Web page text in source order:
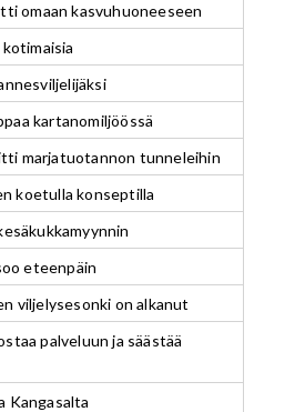
omaan kasvuhuoneeseen
kartanomiljöössä
marjatuotannon tunneleihin
koetulla konseptilla
eteenpäin
viljelysesonki on alkanut
palveluun ja säästää
Kangasalta